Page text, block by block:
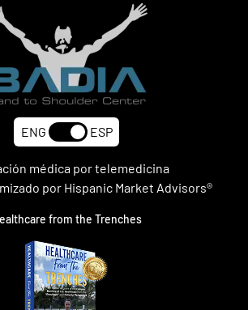
ENG ESP
médica por telemedicina
por Hispanic Market Advisors®
from the Trenches